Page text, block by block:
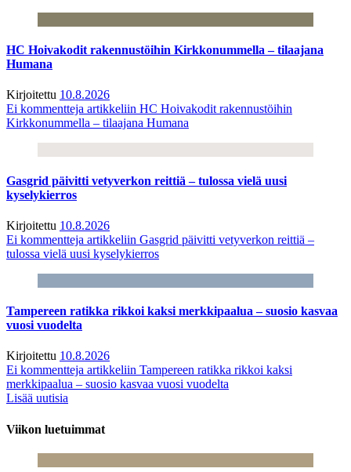
HC Hoivakodit rakennustöihin Kirkkonummella – tilaajana
Humana
Kirjoitettu 10.8.2026
Ei kommentteja artikkeliin HC Hoivakodit rakennustöihin
Kirkkonummella – tilaajana Humana
Gasgrid päivitti vetyverkon reittiä – tulossa vielä uusi
kyselykierros
Kirjoitettu 10.8.2026
Ei kommentteja artikkeliin Gasgrid päivitti vetyverkon reittiä –
tulossa vielä uusi kyselykierros
Tampereen ratikka rikkoi kaksi merkkipaalua – suosio kasvaa
vuosi vuodelta
Kirjoitettu 10.8.2026
Ei kommentteja artikkeliin Tampereen ratikka rikkoi kaksi
merkkipaalua – suosio kasvaa vuosi vuodelta
Lisää uutisia
Viikon luetuimmat